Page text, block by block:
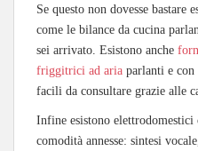
Se questo non dovesse bastare
come le bilance da cucina
sei arrivato. Esistono anche
friggitrici ad aria parlanti e
facili da consultare grazie alle
Infine esistono
comodità annesse: sintesi